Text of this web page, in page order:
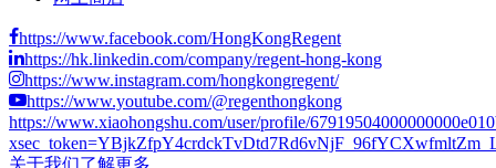
https://www.facebook.com/HongKongRegent
https://hk.linkedin.com/company/regent-hong-kong
https://www.instagram.com/hongkongregent/
https://www.youtube.com/@regenthongkong
https://www.xiaohongshu.com/user/profile/